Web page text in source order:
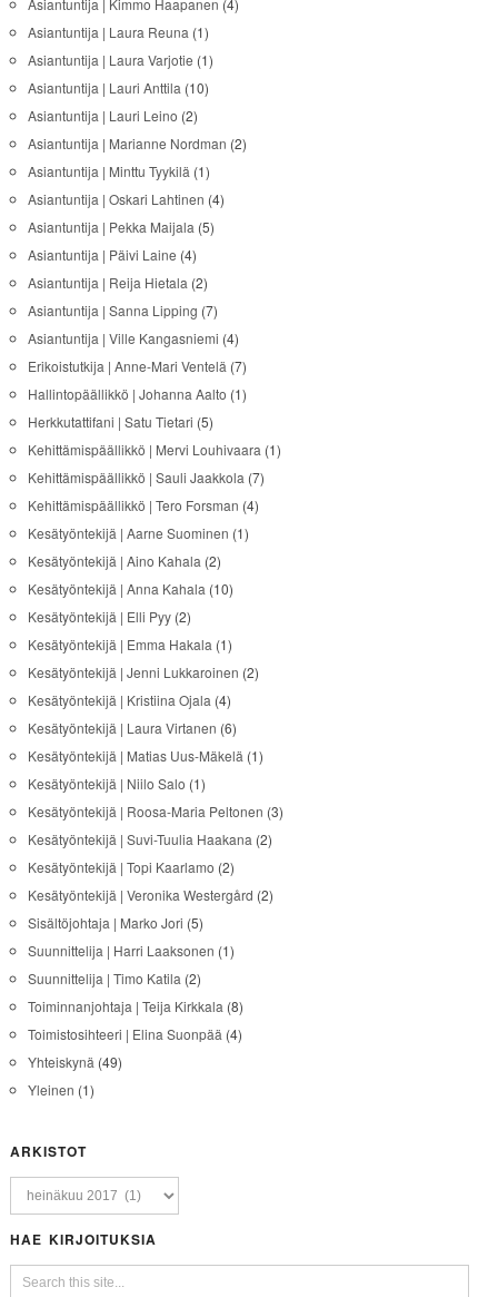
Asiantuntija | Kimmo Haapanen (4)
Asiantuntija | Laura Reuna (1)
Asiantuntija | Laura Varjotie (1)
Asiantuntija | Lauri Anttila (10)
Asiantuntija | Lauri Leino (2)
Asiantuntija | Marianne Nordman (2)
Asiantuntija | Minttu Tyykilä (1)
Asiantuntija | Oskari Lahtinen (4)
Asiantuntija | Pekka Maijala (5)
Asiantuntija | Päivi Laine (4)
Asiantuntija | Reija Hietala (2)
Asiantuntija | Sanna Lipping (7)
Asiantuntija | Ville Kangasniemi (4)
Erikoistutkija | Anne-Mari Ventelä (7)
Hallintopäällikkö | Johanna Aalto (1)
Herkkutattifani | Satu Tietari (5)
Kehittämispäällikkö | Mervi Louhivaara (1)
Kehittämispäällikkö | Sauli Jaakkola (7)
Kehittämispäällikkö | Tero Forsman (4)
Kesätyöntekijä | Aarne Suominen (1)
Kesätyöntekijä | Aino Kahala (2)
Kesätyöntekijä | Anna Kahala (10)
Kesätyöntekijä | Elli Pyy(2)
Kesätyöntekijä | Emma Hakala (1)
Kesätyöntekijä | Jenni Lukkaroinen (2)
Kesätyöntekijä | Kristiina Ojala (4)
Kesätyöntekijä | Laura Virtanen (6)
Kesätyöntekijä | Matias Uus-Mäkelä (1)
Kesätyöntekijä | Niilo Salo (1)
Kesätyöntekijä | Roosa-Maria Peltonen (3)
Kesätyöntekijä | Suvi-Tuulia Haakana (2)
Kesätyöntekijä | Topi Kaarlamo (2)
Kesätyöntekijä | Veronika Westergård (2)
Sisältöjohtaja | Marko Jori (5)
Suunnittelija | Harri Laaksonen (1)
Suunnittelija | Timo Katila (2)
Toiminnanjohtaja | Teija Kirkkala (8)
Toimistosihteeri | Elina Suonpää (4)
Yhteiskynä (49)
Yleinen (1)
ARKISTOT
HAE KIRJOITUKSIA